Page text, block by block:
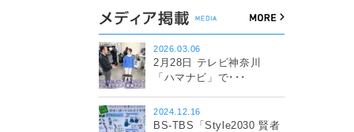
2026.03.06
2月28日 テレビ神奈川
「ハマナビ」で･･･
2024.12.16
BS-TBS「Style2030 賢者